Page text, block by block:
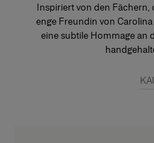
Inspiriert von den Fächern,
enge Freundin von
eine subtile Hommage an